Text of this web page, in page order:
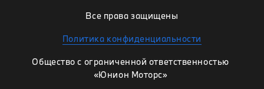
Все права защищены
Политика конфиденциальности
Общество с ограниченной ответственностью
«Юнион Моторс»